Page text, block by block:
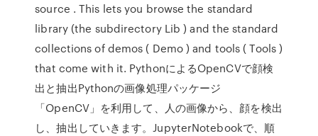
source . This lets you browse the standard
library (the subdirectory Lib ) and the standard
collections of demos ( Demo ) and tools ( Tools )
that come with it. PythonによるOpenCVで顔検
出と抽出Pythonの画像処理パッケージ
「OpenCV」を利用して、人の画像から、顔を検出
し、抽出していきます。JupyterNotebookで、順